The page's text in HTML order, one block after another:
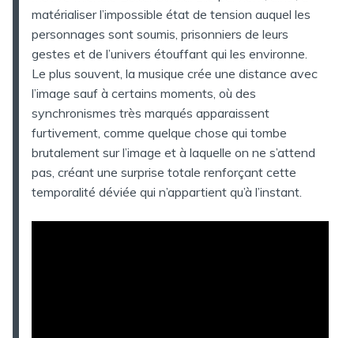
matérialiser l’impossible état de tension auquel les
personnages sont soumis, prisonniers de leurs
gestes et de l’univers étouffant qui les environne.
Le plus souvent, la musique crée une distance avec
l’image sauf à certains moments, où des
synchronismes très marqués apparaissent
furtivement, comme quelque chose qui tombe
brutalement sur l’image et à laquelle on ne s’attend
pas, créant une surprise totale renforçant cette
temporalité déviée qui n’appartient qu’à l’instant.